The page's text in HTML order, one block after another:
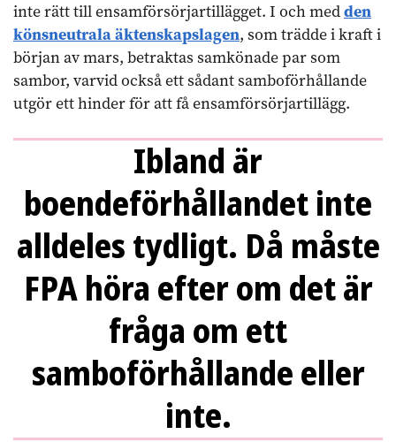
inte rätt till ensamförsörjartillägget. I och medden
könsneutrala äktenskapslagen, som trädde i kraft i
början av mars, betraktas samkönade par som
sambor, varvid också ett sådant samboförhållande
utgör ett hinder för att få ensamförsörjartillägg.
Ibland är
boendeförhållandet inte
alldeles tydligt. Då måste
FPA höra efter om det är
fråga om ett
samboförhållande eller
inte.